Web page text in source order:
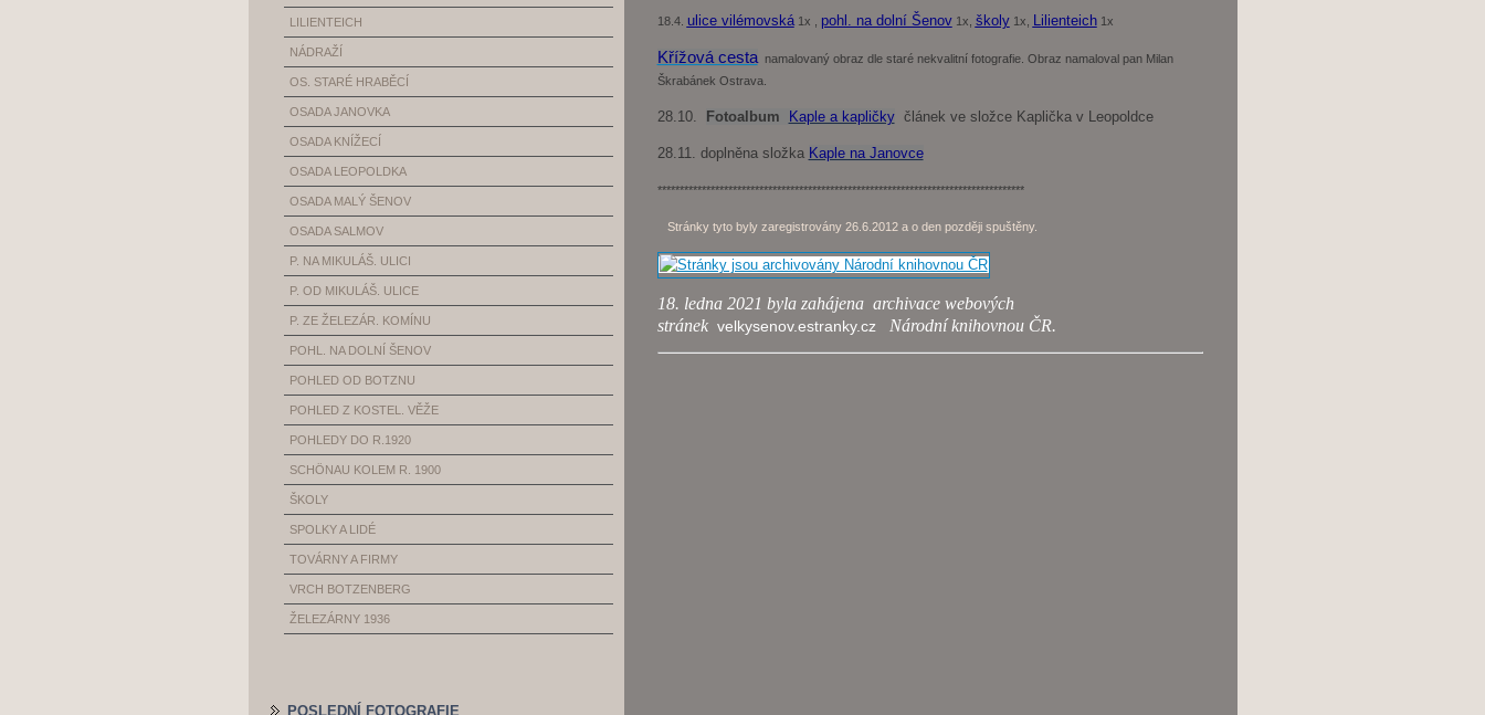
18.4. ulice vilémovská 1x , pohl. na dolní Šenov 1x, školy 1x, Lilienteich 1x
Křížová cestanamalovaný obraz dle staré nekvalitní fotografie. Obraz namaloval pan Milan
Škrabánek Ostrava.
28.10. Fotoalbum Kaple a kapličkyčlánek ve složce Kaplička v Leopoldce
28.11. doplněna složka Kaple na Janovce
***********************************************************************************
Stránky tyto byly zaregistrovány 26.6.2012 a o den později spuštěny.
18. ledna 2021 byla zahájena archivace webových
stránek velkysenov.estranky.cz Národní knihovnou ČR.
LILIENTEICH
NÁDRAŽÍ
OS. STARÉ HRABĚCÍ
OSADA JANOVKA
OSADA KNÍŽECÍ
OSADA LEOPOLDKA
OSADA MALÝ ŠENOV
OSADA SALMOV
P. NA MIKULÁŠ. ULICI
P. OD MIKULÁŠ. ULICE
P. ZE ŽELEZÁR. KOMÍNU
POHL. NA DOLNÍ ŠENOV
POHLED OD BOTZNU
POHLED Z KOSTEL. VĚŽE
POHLEDY DO R.1920
SCHÖNAU KOLEM R. 1900
ŠKOLY
SPOLKY A LIDÉ
TOVÁRNY A FIRMY
VRCH BOTZENBERG
ŽELEZÁRNY 1936
POSLEDNÍ FOTOGRAFIE